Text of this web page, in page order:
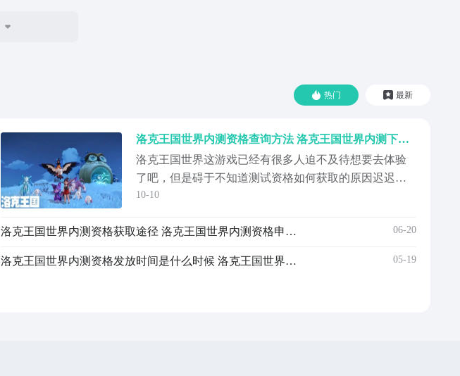
热门 最新
洛克王国世界内测资格查询方法 洛克王国世界内测下载链接
洛克王国世界这游戏已经有很多人迫不及待想要去体验
了吧，但是碍于不知道测试资格如何获取的原因迟迟没
玩上这游戏，那么为了让大家能玩上该游戏，在下文中
家，为大家带来一期测试服体验攻略，在看完这期的攻
预约/下载》》...
10-10
洛克王国世界内测资格获取途径 洛克王国世界内测资格申请入口推荐 06-20
洛克王国世界内测资格发放时间是什么时候 洛克王国世界内测资格获取教程 05-19